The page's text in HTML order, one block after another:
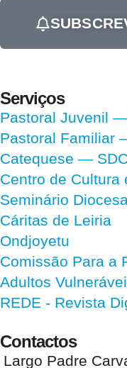
Serviços
Pastoral Juvenil
Pastoral Familiar
Catequese —
Centro de
Seminário
Cáritas de Leiria
Ondjoyetu
Comissão Para a
Adultos
REDE - Revista
Contactos
Largo Padre